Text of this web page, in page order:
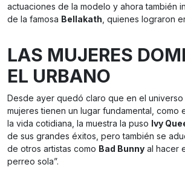
actuaciones de la modelo y ahora también
de la famosa Bellakath , quienes lograron
LAS MUJERES
EL URBANO
Desde ayer quedó claro que en el universo
mujeres tienen un lugar fundamental, como
la vida cotidiana, la muestra la puso Ivy
de sus grandes éxitos, pero también se
de otros artistas como Bad Bunny al hacer
perreo sola”.